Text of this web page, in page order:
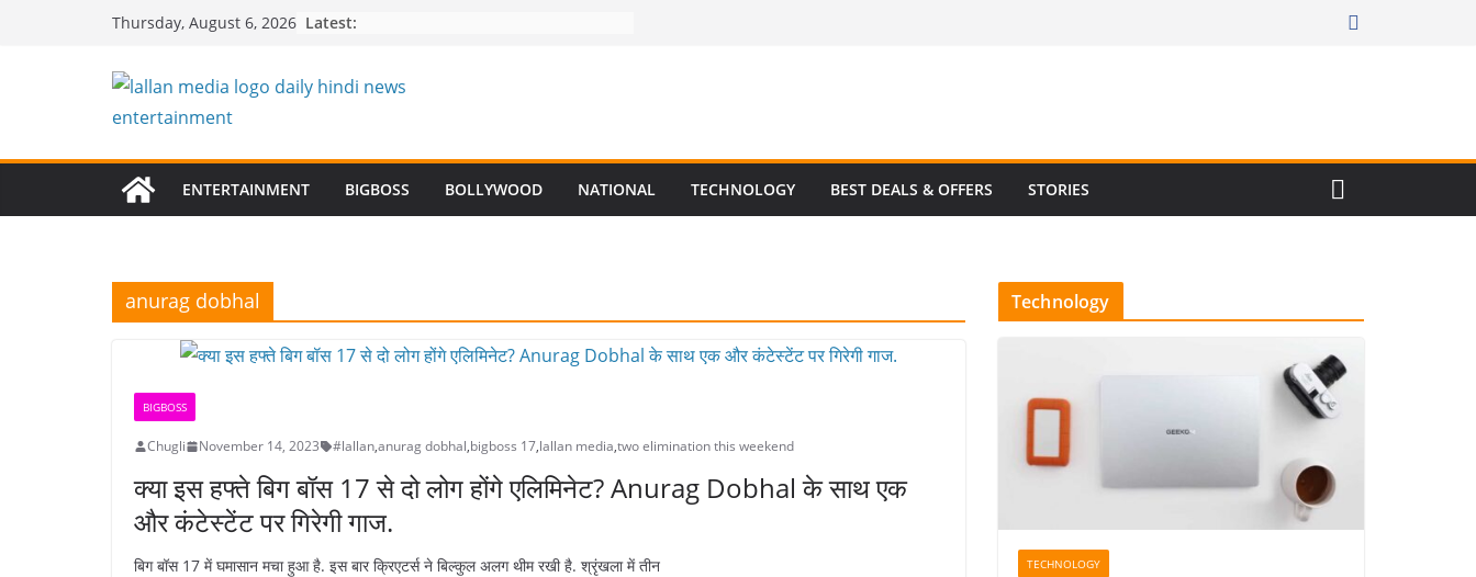
Thursday, August 6, 2026 Latest:
ENTERTAINMENT BIGBOSS BOLLYWOOD NATIONAL TECHNOLOGY BEST DEALS & OFFERS STORIES
anurag dobhal
BIGBOSS
Chugli November 14, 2023 #lallan,anurag dobhal,bigboss 17,lallan media,two elimination this weekend
क्या इस हफ्ते बिग बॉस 17 से दो लोग होंगे एलिमिनेट? Anurag Dobhal के साथ एक
और कंटेस्टेंट पर गिरेगी गाज.
बिग बॉस 17 में घमासान मचा हुआ है. इस बार क्रिएटर्स ने बिल्कुल अलग थीम रखी है. श्रृंखला में तीन
Technology
TECHNOLOGY